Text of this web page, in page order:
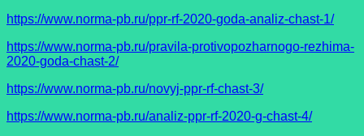
https://www.norma-pb.ru/ppr-rf-2020-goda-analiz-chast-1/
https://www.norma-pb.ru/pravila-protivopozharnogo-rezhima-
2020-goda-chast-2/
https://www.norma-pb.ru/novyj-ppr-rf-chast-3/
https://www.norma-pb.ru/analiz-ppr-rf-2020-g-chast-4/